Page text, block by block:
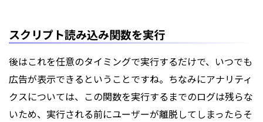
スクリプト読み込み関数を実行
後はこれを任意のタイミングで実行するだけで、いつでも
広告が表示できるということですね。ちなみにアナリティ
クスについては、この関数を実行するまでのログは残らな
いため、実行される前にユーザーが離脱してしまったらそ